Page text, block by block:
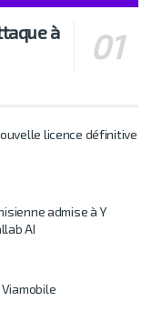
à
licence définitive
admise à Y
AI